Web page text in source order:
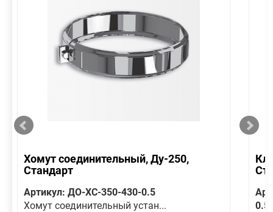
Хомут соединительный, Ду-250,
Стандарт
Артикул: ДО-ХС-350-430-0.5
Хомут соединительный устан...